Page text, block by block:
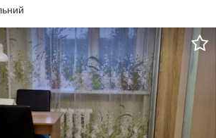
- теплый пол Три кондиционера.
- паркет Свое индивидуальное отопление
территория, консьерж Во дворе
Дом сдан в эксплуатацию в 2008 году В
вся инфраструктура района Приглашаю к